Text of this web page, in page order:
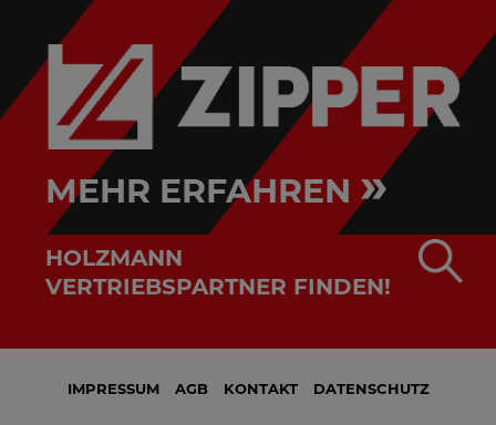
MEHR ERFAHREN »
HOLZMANN
VERTRIEBSPARTNER FINDEN!
IMPRESSUM AGB KONTAKT DATENSCHUTZ